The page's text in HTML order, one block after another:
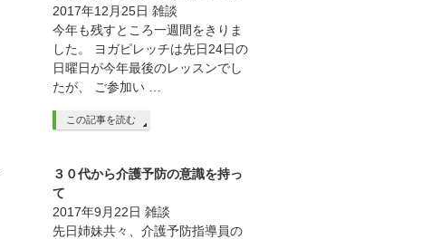
2017年12月25日 雑談
今年も残すところ一週間をきりま
した。 ヨガピレッチは先日24日の
日曜日が今年最後のレッスンでし
たが、 ご参加い …
この記事を読む
３０代から介護予防の意識を持っ
て
2017年9月22日 雑談
先日姉妹共々、介護予防指導員の